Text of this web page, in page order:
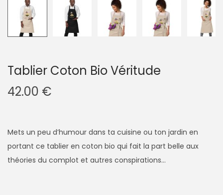
Tablier Coton Bio Véritude
42.00 €
Mets un peu d’humour dans ta cuisine ou ton jardin en
portant ce tablier en coton bio qui fait la part belle aux
théories du complot et autres conspirations…